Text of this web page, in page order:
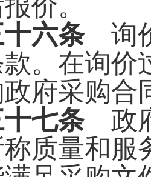
价。
六条询价
。在询价
府采购合
七条政府
质量和服